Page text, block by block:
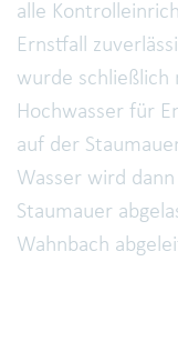
alle
Ernstfall
wurde schließlich
Hochwasser für
auf der
Wasser wird
Staumauer
Wahnbach